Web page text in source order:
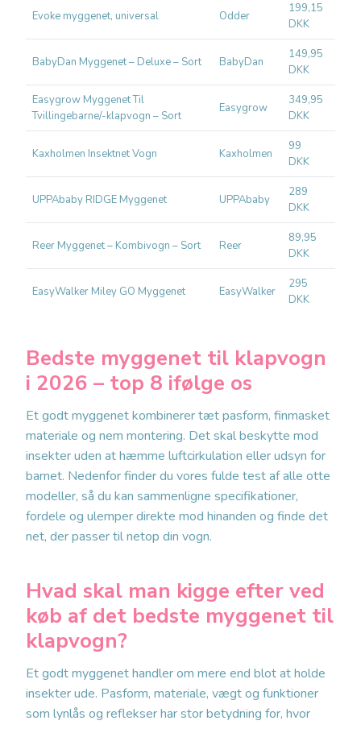
Evoke myggenet, universal Odder
199,15
DKK
BabyDan Myggenet – Deluxe – Sort BabyDan
149,95
DKK
Easygrow Myggenet Til
Tvillingebarne/-klapvogn – Sort
Easygrow
349,95
DKK
Kaxholmen Insektnet Vogn Kaxholmen
99
DKK
UPPAbaby RIDGE Myggenet UPPAbaby
289
DKK
Reer Myggenet – Kombivogn – Sort Reer
89,95
DKK
EasyWalker Miley GO Myggenet EasyWalker
295
DKK
Bedste myggenet til klapvogn
i 2026 – top 8 ifølge os
Et godt myggenet kombinerer tæt pasform, finmasket
materiale og nem montering. Det skal beskytte mod
insekter uden at hæmme luftcirkulation eller udsyn for
barnet. Nedenfor finder du vores fulde test af alle otte
modeller, så du kan sammenligne specifikationer,
fordele og ulemper direkte mod hinanden og finde det
net, der passer til netop din vogn.
Hvad skal man kigge efter ved
køb af det bedste myggenet til
klapvogn?
Et godt myggenet handler om mere end blot at holde
insekter ude. Pasform, materiale, vægt og funktioner
som lynlås og reflekser har stor betydning for, hvor